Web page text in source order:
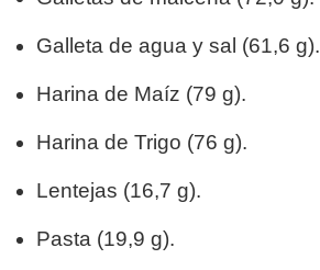
Galleta de agua y sal (61,6 g).
Harina de Maíz (79 g).
Harina de Trigo (76 g).
Lentejas (16,7 g).
Pasta (19,9 g).